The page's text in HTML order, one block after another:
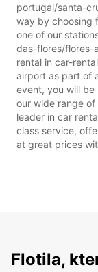
portugal/santa-
way by choosing
one of our
das-flores/flores-
rental in car-
airport as part of
event, you will be
our wide range
leader in car
class service,
at great prices
Flotila,